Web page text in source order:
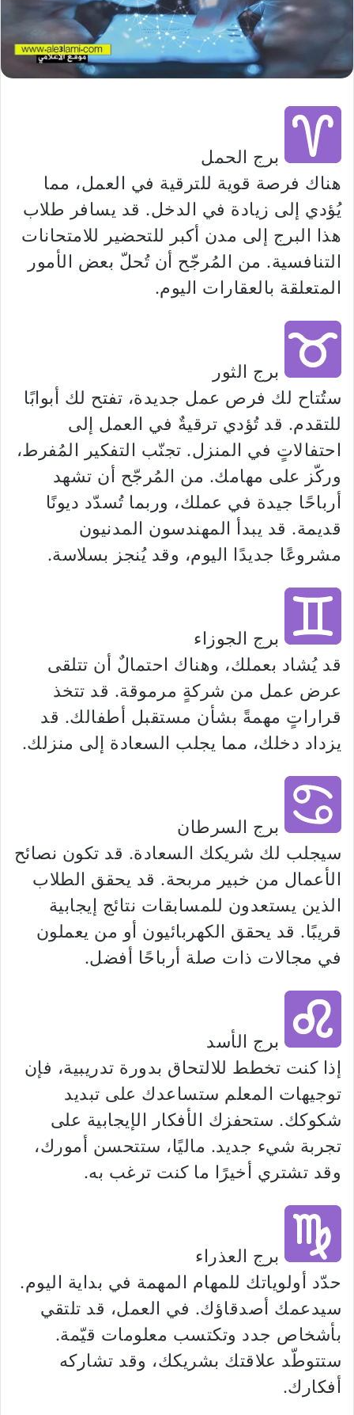
برج الحمل
هناك فرصة قوية للترقية في العمل، مما
يُؤدي إلى زيادة في الدخل. قد يسافر طلاب
هذا البرج إلى مدن أكبر للتحضير للامتحانات
التنافسية. من المُرجّح أن تُحلّ بعض الأمور
المتعلقة بالعقارات اليوم.
برج الثور
ستُتاح لك فرص عمل جديدة، تفتح لك أبوابًا
للتقدم. قد تُؤدي ترقيةٌ في العمل إلى
احتفالاتٍ في المنزل. تجنّب التفكير المُفرط،
وركّز على مهامك. من المُرجّح أن تشهد
أرباحًا جيدة في عملك، وربما تُسدّد ديونًا
قديمة. قد يبدأ المهندسون المدنيون
مشروعًا جديدًا اليوم، وقد يُنجز بسلاسة.
برج الجوزاء
قد يُشاد بعملك، وهناك احتمالٌ أن تتلقى
عرض عمل من شركةٍ مرموقة. قد تتخذ
قراراتٍ مهمةً بشأن مستقبل أطفالك. قد
يزداد دخلك، مما يجلب السعادة إلى منزلك.
برج السرطان
سيجلب لك شريكك السعادة. قد تكون نصائح
الأعمال من خبير مربحة. قد يحقق الطلاب
الذين يستعدون للمسابقات نتائج إيجابية
قريبًا. قد يحقق الكهربائيون أو من يعملون
في مجالات ذات صلة أرباحًا أفضل.
برج الأسد
إذا كنت تخطط للالتحاق بدورة تدريبية، فإن
توجيهات المعلم ستساعدك على تبديد
شكوكك. ستحفزك الأفكار الإيجابية على
تجربة شيء جديد. ماليًا، ستتحسن أمورك،
وقد تشتري أخيرًا ما كنت ترغب به.
برج العذراء
حدّد أولوياتك للمهام المهمة في بداية اليوم.
سيدعمك أصدقاؤك. في العمل، قد تلتقي
بأشخاص جدد وتكتسب معلومات قيّمة.
ستتوطّد علاقتك بشريكك، وقد تشاركه
أفكارك.